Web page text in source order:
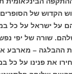
הקדוש של הסופרים
על ישראל על כל
שורה של יפי
ההבלגה – מארבע
את פנינו על כל